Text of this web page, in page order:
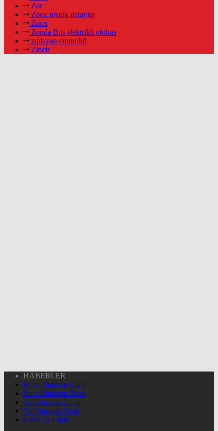
Zor
Zoox teknik detaylar
Zoox
Zonda Bus elektrikli otobüs
zıplayan otomobil
Zincir
HABERLER
Hava Durumu Light
Hava Durumu Dark
Yol Durumu Light
Yol Durumu Dark
Canlı Tv Light